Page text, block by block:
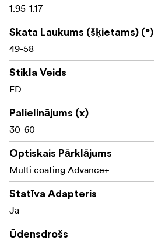
1.95-1.17
Skata Laukums (šķietams) (°)
49-58
Stikla Veids
ED
Palielinājums (x)
30-60
Optiskais Pārklājums
Multi coating Advance+
Statīva Adapteris
Jā
Ūdensdrošs